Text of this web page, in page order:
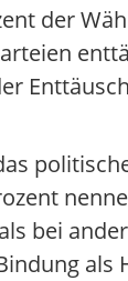
der
bei
als